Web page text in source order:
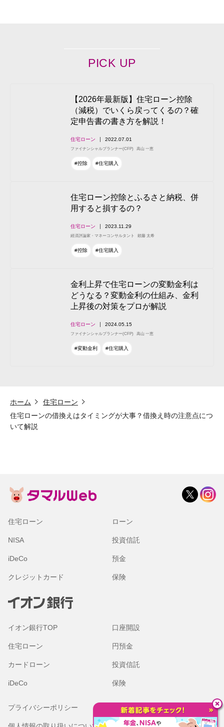
PICK UP
【2026年最新版】住宅ローン控除
（減税）でいくら戻ってくるの？確
定申告書の書き方を解説！
住宅ローン 2022.07.01
ファイナンシャルプランナー(CFP) 高山 一恵
#控除 #住宅購入
住宅ローン控除とふるさと納税、併
用すると損するの？
住宅ローン 2023.11.29
経済評論家・マネーコンサルタント 頼藤 太希
#控除 #住宅購入
金利上昇で住宅ローンの変動金利は
どうなる？変動金利の仕組み、金利
上昇後の対策をプロが解説
住宅ローン 2024.05.15
ファイナンシャルプランナー(CFP) 高山 一恵
#変動金利 #住宅購入
ホーム
住宅ローン
住宅ローンの借換えはタイミングが大事？借換え時の注意点につ
いて解説
住宅ローン ローン
NISA 投資信託
iDeCo 預金
クレジットカード 保険
イオン銀行TOP 口座開設
住宅ローン 円預金
カードローン 投資信託
iDeCo 保険
プライバシーポリシー 金融商品勧誘方針